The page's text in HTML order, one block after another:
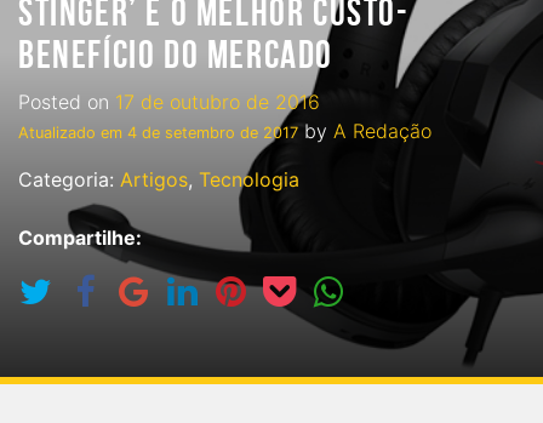
STINGER’ É O MELHOR CUSTO-
BENEFÍCIO DO MERCADO
Posted on 17 de outubro de 2016
Atualizado em 4 de setembro de 2017 by A Redação
Categoria: Artigos, Tecnologia
Compartilhe: